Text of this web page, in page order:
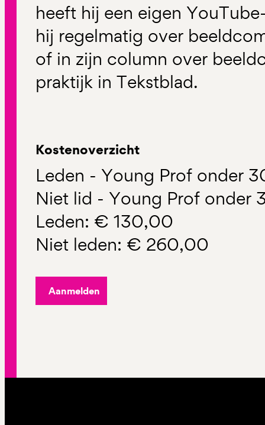
heeft hij een eigen
hij regelmatig over
of in zijn column over
praktijk in Tekstblad.
Kostenoverzicht
Leden - Young Prof onder
Niet lid - Young Prof onder
Leden: € 130,00
Niet leden: € 260,00
Aanmelden